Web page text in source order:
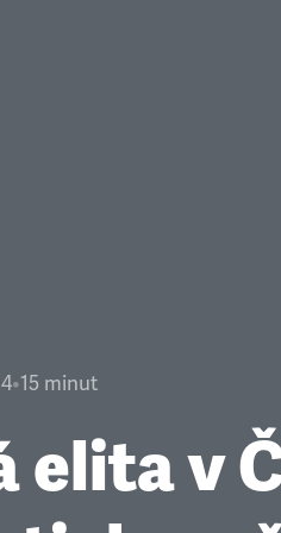
•15 minut
elita v